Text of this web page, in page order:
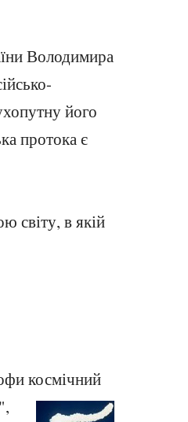
Володимира
його
протока є
світу, в якій
космічний
",